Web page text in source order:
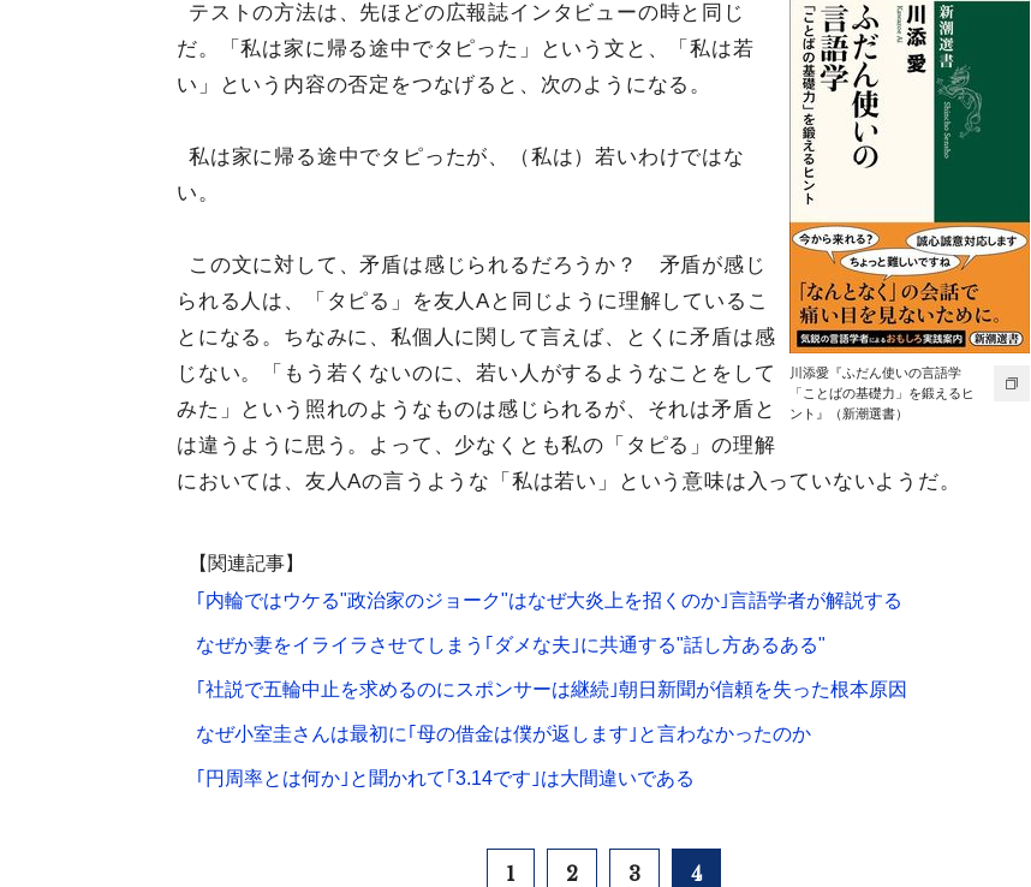
川添愛『ふだん使いの言語学
「ことばの基礎力」を鍛えるヒ
ント』（新潮選書）
テストの方法は、先ほどの広報誌インタビューの時と同じ
だ。「私は家に帰る途中でタピった」という文と、「私は若
い」という内容の否定をつなげると、次のようになる。
私は家に帰る途中でタピったが、（私は）若いわけではな
い。
この文に対して、矛盾は感じられるだろうか？ 矛盾が感じ
られる人は、「タピる」を友人Aと同じように理解しているこ
とになる。ちなみに、私個人に関して言えば、とくに矛盾は感
じない。「もう若くないのに、若い人がするようなことをして
みた」という照れのようなものは感じられるが、それは矛盾と
は違うように思う。よって、少なくとも私の「タピる」の理解
においては、友人Aの言うような「私は若い」という意味は入っていないようだ。
【関連記事】
｢内輪ではウケる"政治家のジョーク"はなぜ大炎上を招くのか｣言語学者が解説する
なぜか妻をイライラさせてしまう｢ダメな夫｣に共通する"話し方あるある"
｢社説で五輪中止を求めるのにスポンサーは継続｣朝日新聞が信頼を失った根本原因
なぜ小室圭さんは最初に｢母の借金は僕が返します｣と言わなかったのか
｢円周率とは何か｣と聞かれて｢3.14です｣は大間違いである
1 2 3 4